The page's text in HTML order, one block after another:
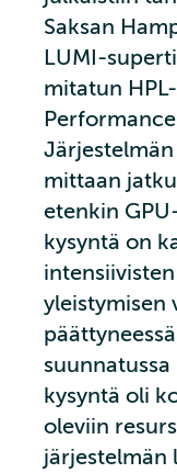
Saksan
LUMI-
mitatun
mittaan
etenkin
kysyntä on
yleistymisen
suunnatussa
kysyntä oli
oleviin
järjestelmän